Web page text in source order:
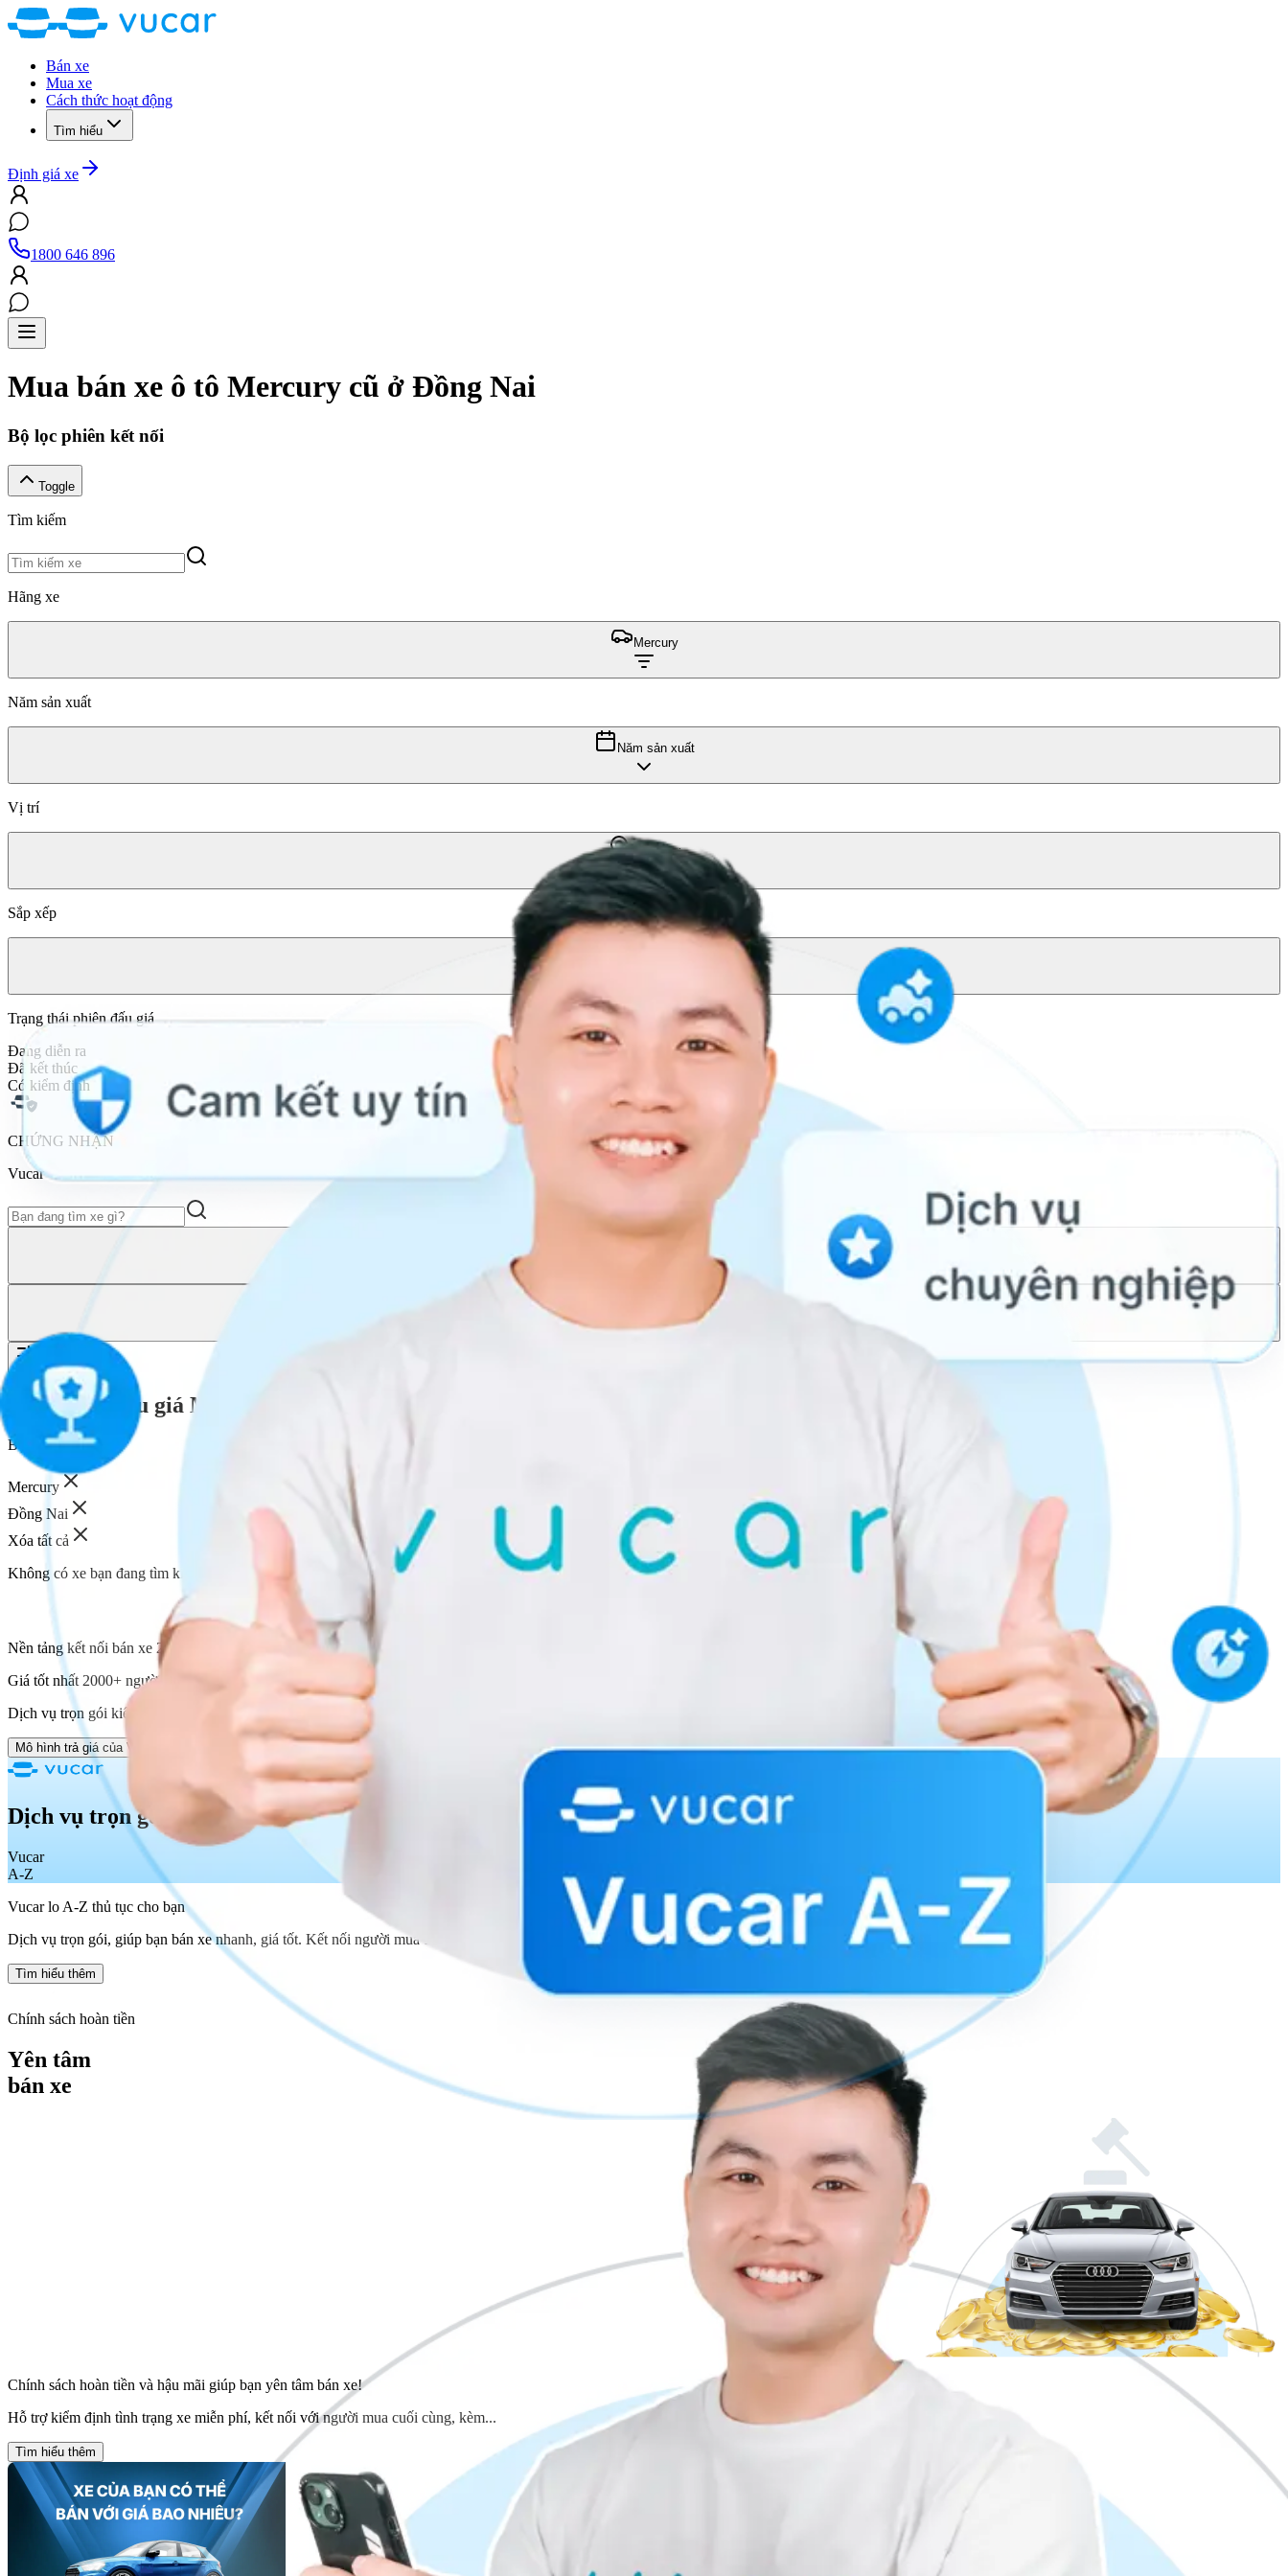
Bán xe
Mua xe
Cách thức hoạt động
Tìm hiểu
Định giá xe
1800 646 896
Mua bán xe ô tô Mercury cũ ở Đồng Nai
Bộ lọc phiên kết nối
Toggle
Tìm kiếm
Hãng xe
Mercury
Năm sản xuất
Năm sản xuất
Vị trí
Đồng Nai
Sắp xếp
Trạng thái phiên đấu giá
Đang diễn ra
Đã kết thúc
Có kiểm định
CHỨNG NHẬN
Vucar
Bộ lọc2
Các phiên đấu giá Mercury tại Đồng Nai
Bộ lọc:
Mercury
Đồng Nai
Xóa tất cả
Không có xe bạn đang tìm kiếm.
Nền tảng kết nối bán xe 2000+ người mua của Vucar
Giá tốt nhất 2000+ người mua cạnh tranh trả giá
Dịch vụ trọn gói kiểm định xe tại địa điểm và thời gian bạn mong muốn...
Mô hình trả giá của Vucar
Dịch vụ trọn gói
Vucar
A-Z
Vucar lo A-Z thủ tục cho bạn
Dịch vụ trọn gói, giúp bạn bán xe nhanh, giá tốt. Kết nối người mua tiềm năng...
Tìm hiểu thêm
Chính sách hoàn tiền
Yên tâm
bán xe
Chính sách hoàn tiền và hậu mãi giúp bạn yên tâm bán xe!
Hỗ trợ kiểm định tình trạng xe miễn phí, kết nối với người mua cuối cùng, kèm...
Tìm hiểu thêm